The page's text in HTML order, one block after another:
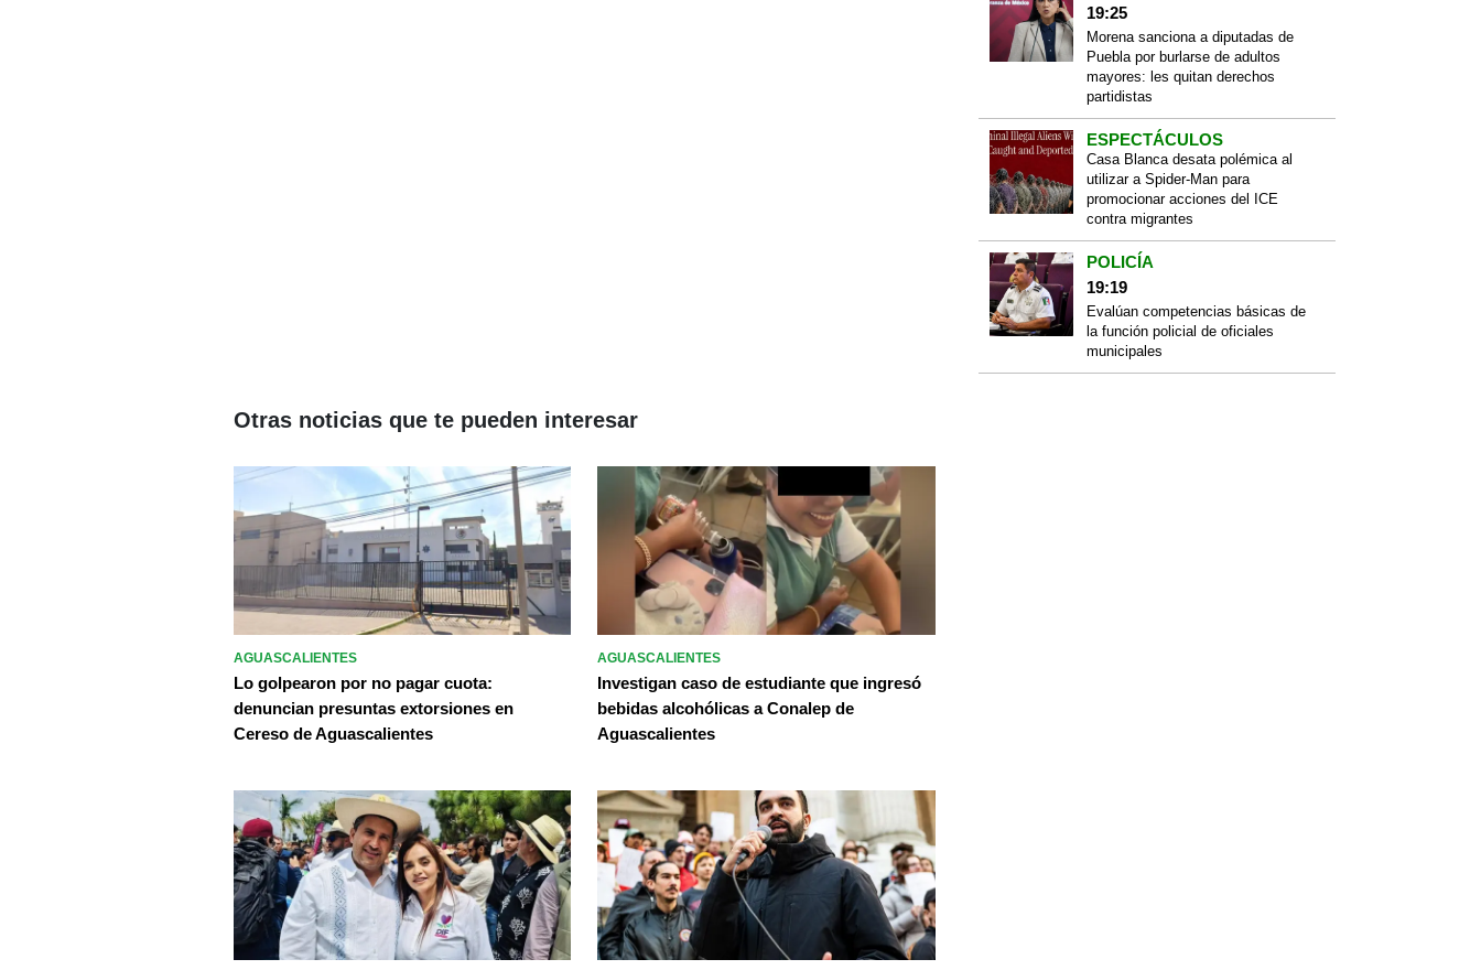
19:25
Morena sanciona a diputadas de
Puebla por burlarse de adultos
mayores: les quitan derechos
partidistas
ESPECTÁCULOS
Casa Blanca desata polémica al
utilizar a Spider-Man para
promocionar acciones del ICE
contra migrantes
POLICÍA
19:19
Evalúan competencias básicas de
la función policial de oficiales
municipales
Otras noticias que te pueden interesar
AGUASCALIENTES
Lo golpearon por no pagar cuota:
denuncian presuntas extorsiones en
Cereso de Aguascalientes
AGUASCALIENTES
Investigan caso de estudiante que ingresó
bebidas alcohólicas a Conalep de
Aguascalientes